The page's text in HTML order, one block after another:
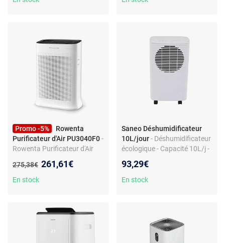
Promo -5%
Rowenta
Purificateur d'Air PU3040F0-
Rowenta Purificateur d'Air
de filtration ultra-
performants garantissent un
Ancien prix :
275,38€ Nouveau prix :
261,61€
En stock
Saneo Déshumidificateur
10L/jour - Déshumidificateur
écologique - Capacité 10L/j -
20m²
93,29€
En stock